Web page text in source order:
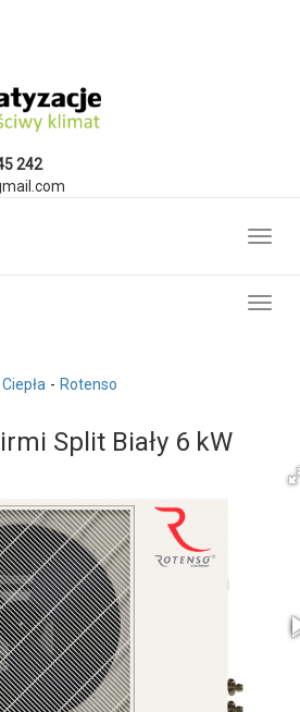
242
Rotenso
Split Biały 6 kW